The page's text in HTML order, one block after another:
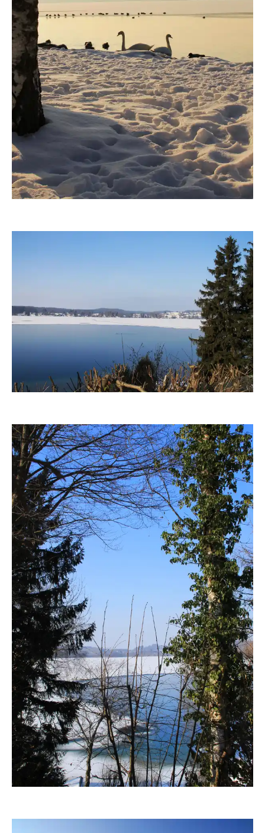
fanty
fanty
fanty